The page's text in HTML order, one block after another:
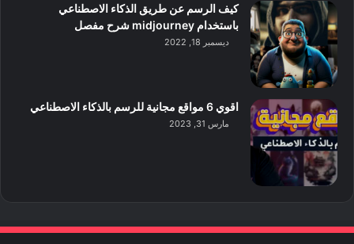
كيف الرسم عن طريق الذكاء الاصطناعي
باستخدام midjourney شرح مفصل
ديسمبر 18, 2022
اقوي 6 مواقع مجانية للرسم بالذكاء الاصطناعي
مارس 31, 2023